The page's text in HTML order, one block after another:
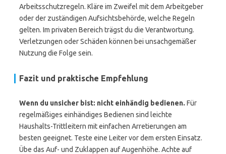
Arbeitsschutzregeln. Kläre im Zweifel mit dem Arbeitgeber
oder der zuständigen Aufsichtsbehörde, welche Regeln
gelten. Im privaten Bereich trägst du die Verantwortung.
Verletzungen oder Schäden können bei unsachgemäßer
Nutzung die Folge sein.
Fazit und praktische Empfehlung
Wenn du unsicher bist: nicht einhändig bedienen. Für
regelmäßiges einhändiges Bedienen sind leichte
Haushalts-Trittleitern mit einfachen Arretierungen am
besten geeignet. Teste eine Leiter vor dem ersten Einsatz.
Übe das Auf- und Zuklappen auf Augenhöhe. Achte auf